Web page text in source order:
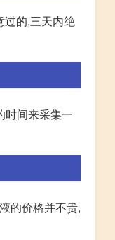
过的,三天内绝
时间来采集一
的价格并不贵,